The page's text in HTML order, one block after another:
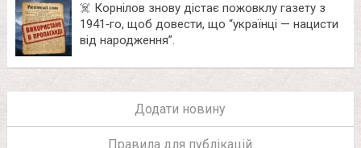
☠️ Корнілов знову дістає пожовклу газету з
1941‑го, щоб довести, що “українці — нацисти
від народження”.
Додати новину
Правила для публікацій